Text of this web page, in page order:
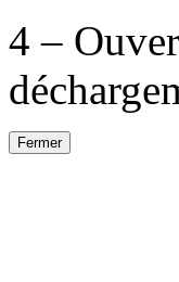
4 –
Fermer